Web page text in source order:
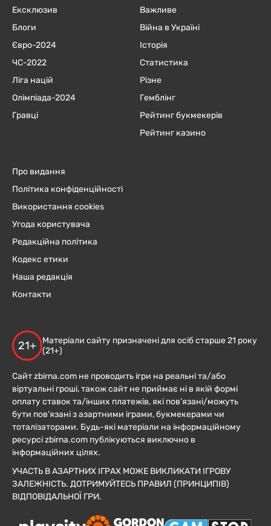
Ексклюзив
Блоги
Євро-2024
ЧC-2022
Ліга націй
Олімпіада-2024
Гравці
Важливе
Війна в Україні
Історія
Статистика
Різне
Гемблінг
Рейтинг букмекерів
Рейтинг казино
Про видання
Політика конфіденційності
Використання cookies
Угода користувача
Редакційна політика
Кодекс етики
Наша редакція
Контакти
21+
Матеріали сайту призначені для осіб старше 21 року
(21+)
Сайт zbirna.com не проводить ігри на реальні та/або
віртуальні гроші, також сайт не приймає ні в якій формі
оплату ставок та/інших платежів, які пов’язані/можуть
бути пов’язані з азартними іграми, букмекерами чи
тоталізаторами. Будь-які матеріали на інформаційному
ресурсі zbirna.com публікуються виключно в
інформаційних цілях.
УЧАСТЬ В АЗАРТНИХ ІГРАХ МОЖЕ ВИКЛИКАТИ ІГРОВУ
ЗАЛЕЖНІСТЬ. ДОТРИМУЙТЕСЬ ПРАВИЛ (ПРИНЦИПІВ)
ВІДПОВІДАЛЬНОЇ ГРИ.